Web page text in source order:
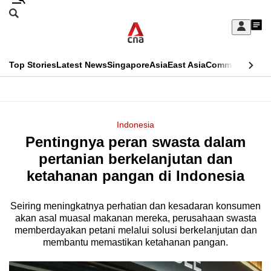
Skip
Sign
My
menu
Search
CNAR
Top StoriesLatest NewsSingaporeAsiaEast AsiaCommentary
Menu
Indonesia
Pentingnya peran swasta dalam
pertanian berkelanjutan dan
ketahanan pangan di Indonesia
Seiring meningkatnya perhatian dan kesadaran konsumen
akan asal muasal makanan mereka, perusahaan swasta
memberdayakan petani melalui solusi berkelanjutan dan
membantu memastikan ketahanan pangan.
This
longer
supported
We
know
it's
hassle